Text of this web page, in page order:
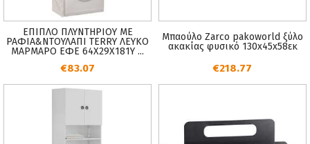
ΕΠΙΠΛΟ ΠΛΥΝΤΗΡΙΟΥ ΜΕ
ΡΑΦΙΑ&ΝΤΟΥΛΑΠΙ TERRY ΛΕΥΚΟ
ΜΑΡΜΑΡΟ ΕΦΕ 64Χ29Χ181Υ ...
€83.07
Μπαούλο Zarco pakoworld ξύλο
ακακίας φυσικό 130x45x58εκ
€218.77